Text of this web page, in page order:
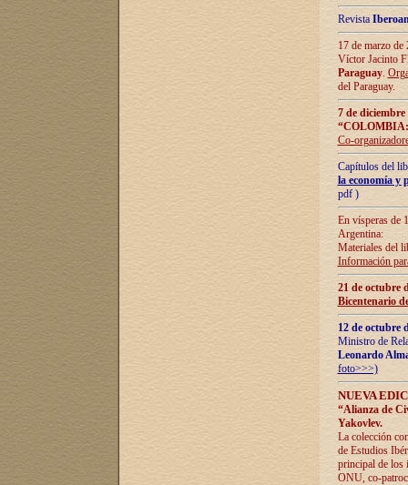
Revista
17 de marzo
Víctor Jacinto
Paraguay.
del Paraguay.
7 de
Co-
Capítulos del
la economía y
pdf )
En vísperas de
Argentina:
Materiales del
Información
21 de octubre
Bicentenario
12 de octubre
Ministro de
Leonardo
foto>>>)
NUEVA
“Alianza de
Yakovlev.
La colección
de Estudios
principal de los
ONU, co-